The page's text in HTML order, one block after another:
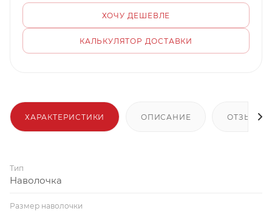
ХОЧУ ДЕШЕВЛЕ
КАЛЬКУЛЯТОР ДОСТАВКИ
ХАРАКТЕРИСТИКИ ОПИСАНИЕ ОТЗЫВЫ
Тип
Наволочка
Размер наволочки